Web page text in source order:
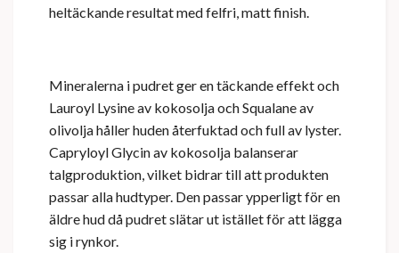
heltäckande resultat med felfri, matt finish.
Mineralerna i pudret ger en täckande effekt och
Lauroyl Lysine av kokosolja och Squalane av
olivolja håller huden återfuktad och full av lyster.
Capryloyl Glycin av kokosolja balanserar
talgproduktion, vilket bidrar till att produkten
passar alla hudtyper. Den passar ypperligt för en
äldre hud då pudret slätar ut istället för att lägga
sig i rynkor.